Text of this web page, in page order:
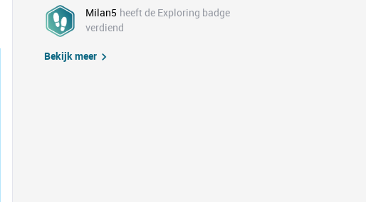
Milan5 heeft de Exploring badge
verdiend
Bekijk meer